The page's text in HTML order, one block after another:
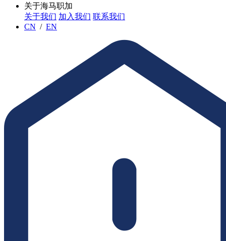
关于海马职加
关于我们 加入我们 联系我们
CN / EN